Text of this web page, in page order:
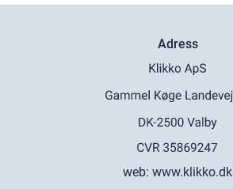
Adress
web: www.klikko.dk